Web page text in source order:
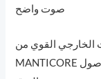
صوت واضح
الخارجي القوي من
MANTICORE وسماعات الرأس اللاسلكية ذات زمن الوصول